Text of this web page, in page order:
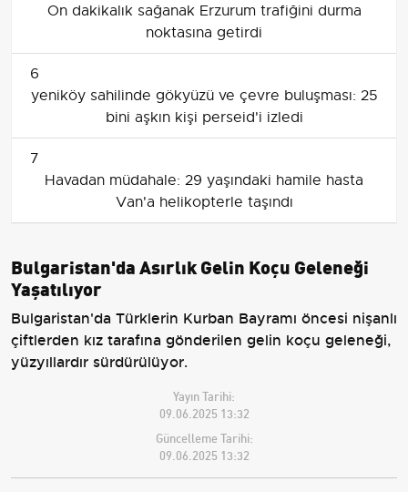
On dakikalık sağanak Erzurum trafiğini durma
noktasına getirdi
6
yeniköy sahilinde gökyüzü ve çevre buluşması: 25
bini aşkın kişi perseid'i izledi
7
Havadan müdahale: 29 yaşındaki hamile hasta
Van'a helikopterle taşındı
Bulgaristan'da Asırlık Gelin Koçu Geleneği
Yaşatılıyor
Bulgaristan'da Türklerin Kurban Bayramı öncesi nişanlı
çiftlerden kız tarafına gönderilen gelin koçu geleneği,
yüzyıllardır sürdürülüyor.
Yayın Tarihi:
09.06.2025 13:32
Güncelleme Tarihi:
09.06.2025 13:32